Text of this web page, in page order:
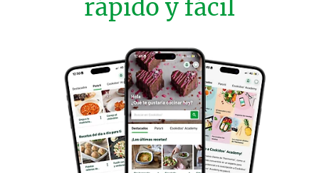
rápido y fácil